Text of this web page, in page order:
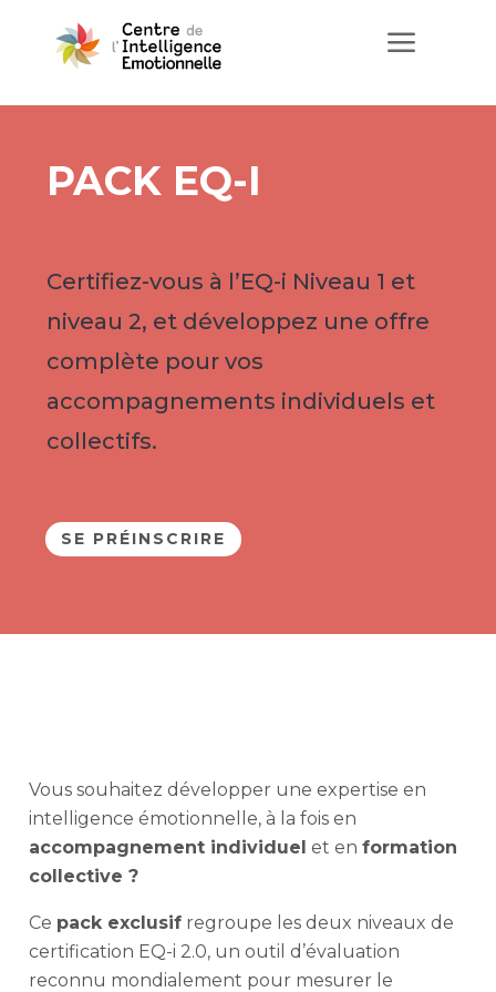
a
PACK EQ-I
Certifiez-vous à l’EQ-i Niveau 1 et
niveau 2, et développez une offre
complète pour vos
accompagnements individuels et
collectifs.
SE PRÉINSCRIRE
Vous souhaitez développer une expertise en
intelligence émotionnelle, à la fois en
accompagnement individuel et en formation
collective ?
Ce pack exclusif regroupe les deux niveaux de
certification EQ-i 2.0, un outil d’évaluation
reconnu mondialement pour mesurer le